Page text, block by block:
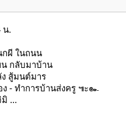
น.
ผี ในถนน
น กลับมาบ้าน
สู้มนต์มาร
- ทำการบ้านส่งครู ๚ะ๛
...